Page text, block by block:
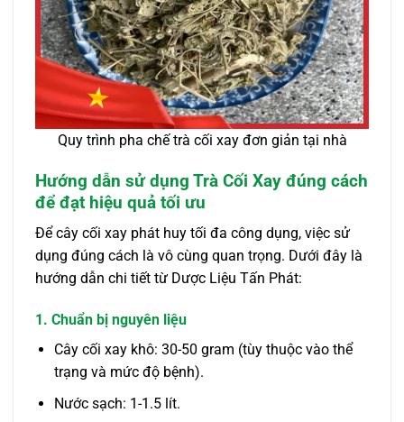
Quy trình pha chế trà cối xay đơn giản tại nhà
Hướng dẫn sử dụng Trà Cối Xay đúng cách
để đạt hiệu quả tối ưu
Để cây cối xay phát huy tối đa công dụng, việc sử
dụng đúng cách là vô cùng quan trọng. Dưới đây là
hướng dẫn chi tiết từ Dược Liệu Tấn Phát:
1. Chuẩn bị nguyên liệu
Cây cối xay khô: 30-50 gram (tùy thuộc vào thể
trạng và mức độ bệnh).
Nước sạch: 1-1.5 lít.